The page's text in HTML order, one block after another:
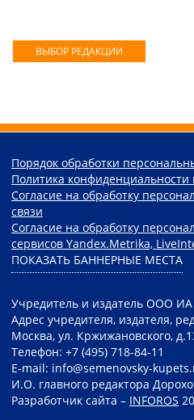
ВЫБОР РЕДАКЦИИ
Порядок обработки
Политика
Согласие на обработку
связи
Согласие на обработку
сервисов Yandex.Metrika,
ПОКАЗАТЬ БАННЕРНЫЕ МЕСТА
Учредитель и издатель ООО
Адрес учредителя, издателя,
Москва, ул. Кржижановского,
Телефон: +7 (495) 718-84-11
E-mail: info@semenovsky-
И.О. главного редактора
Разработчик сайта – INFOROS